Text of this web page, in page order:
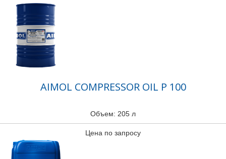
AIMOL COMPRESSOR OIL P 100
Объем: 205 л
Цена по запросу